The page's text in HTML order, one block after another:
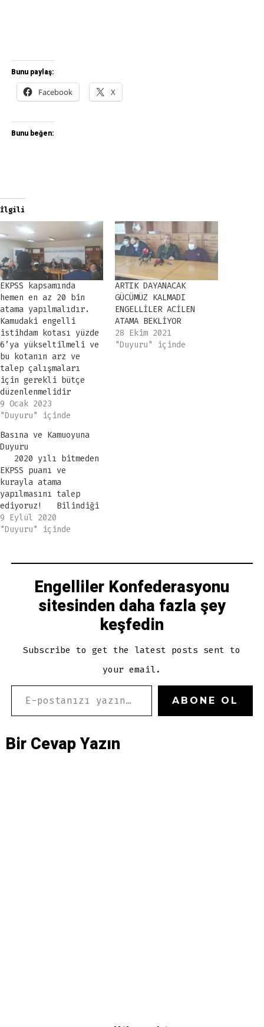
Bunu paylaş:
Facebook
X
Bunu beğen:
İlgili
EKPSS kapsamında
hemen en az 20 bin
atama yapılmalıdır.
Kamudaki engelli
istihdam kotası yüzde
6’ya yükseltilmeli ve
bu kotanın arz ve
talep çalışmaları
için gerekli bütçe
düzenlenmelidir
9 Ocak 2023
"Duyuru" içinde
ARTIK DAYANACAK
GÜCÜMÜZ KALMADI
ENGELLİLER ACİLEN
ATAMA BEKLİYOR
28 Ekim 2021
"Duyuru" içinde
Basına ve Kamuoyuna
Duyuru
2020 yılı bitmeden
EKPSS puanı ve
kurayla atama
yapılmasını talep
ediyoruz! Bilindiği
üzere, iki yılda bir
yapılan Engelli Kamu
2020 için
19 salgını nedeniyle
ertelenmiştir.
Pandemi nedeniyle
döneminde
ikinci defa belirsiz…
9 Eylül 2020
"Duyuru" içinde
Engelliler Konfederasyonu
sitesinden daha fazla şey
keşfedin
Subscribe to get the latest posts sent to
your email.
E-POSTANIZI YAZIN…
ABONE OL
Bir Cevap Yazın